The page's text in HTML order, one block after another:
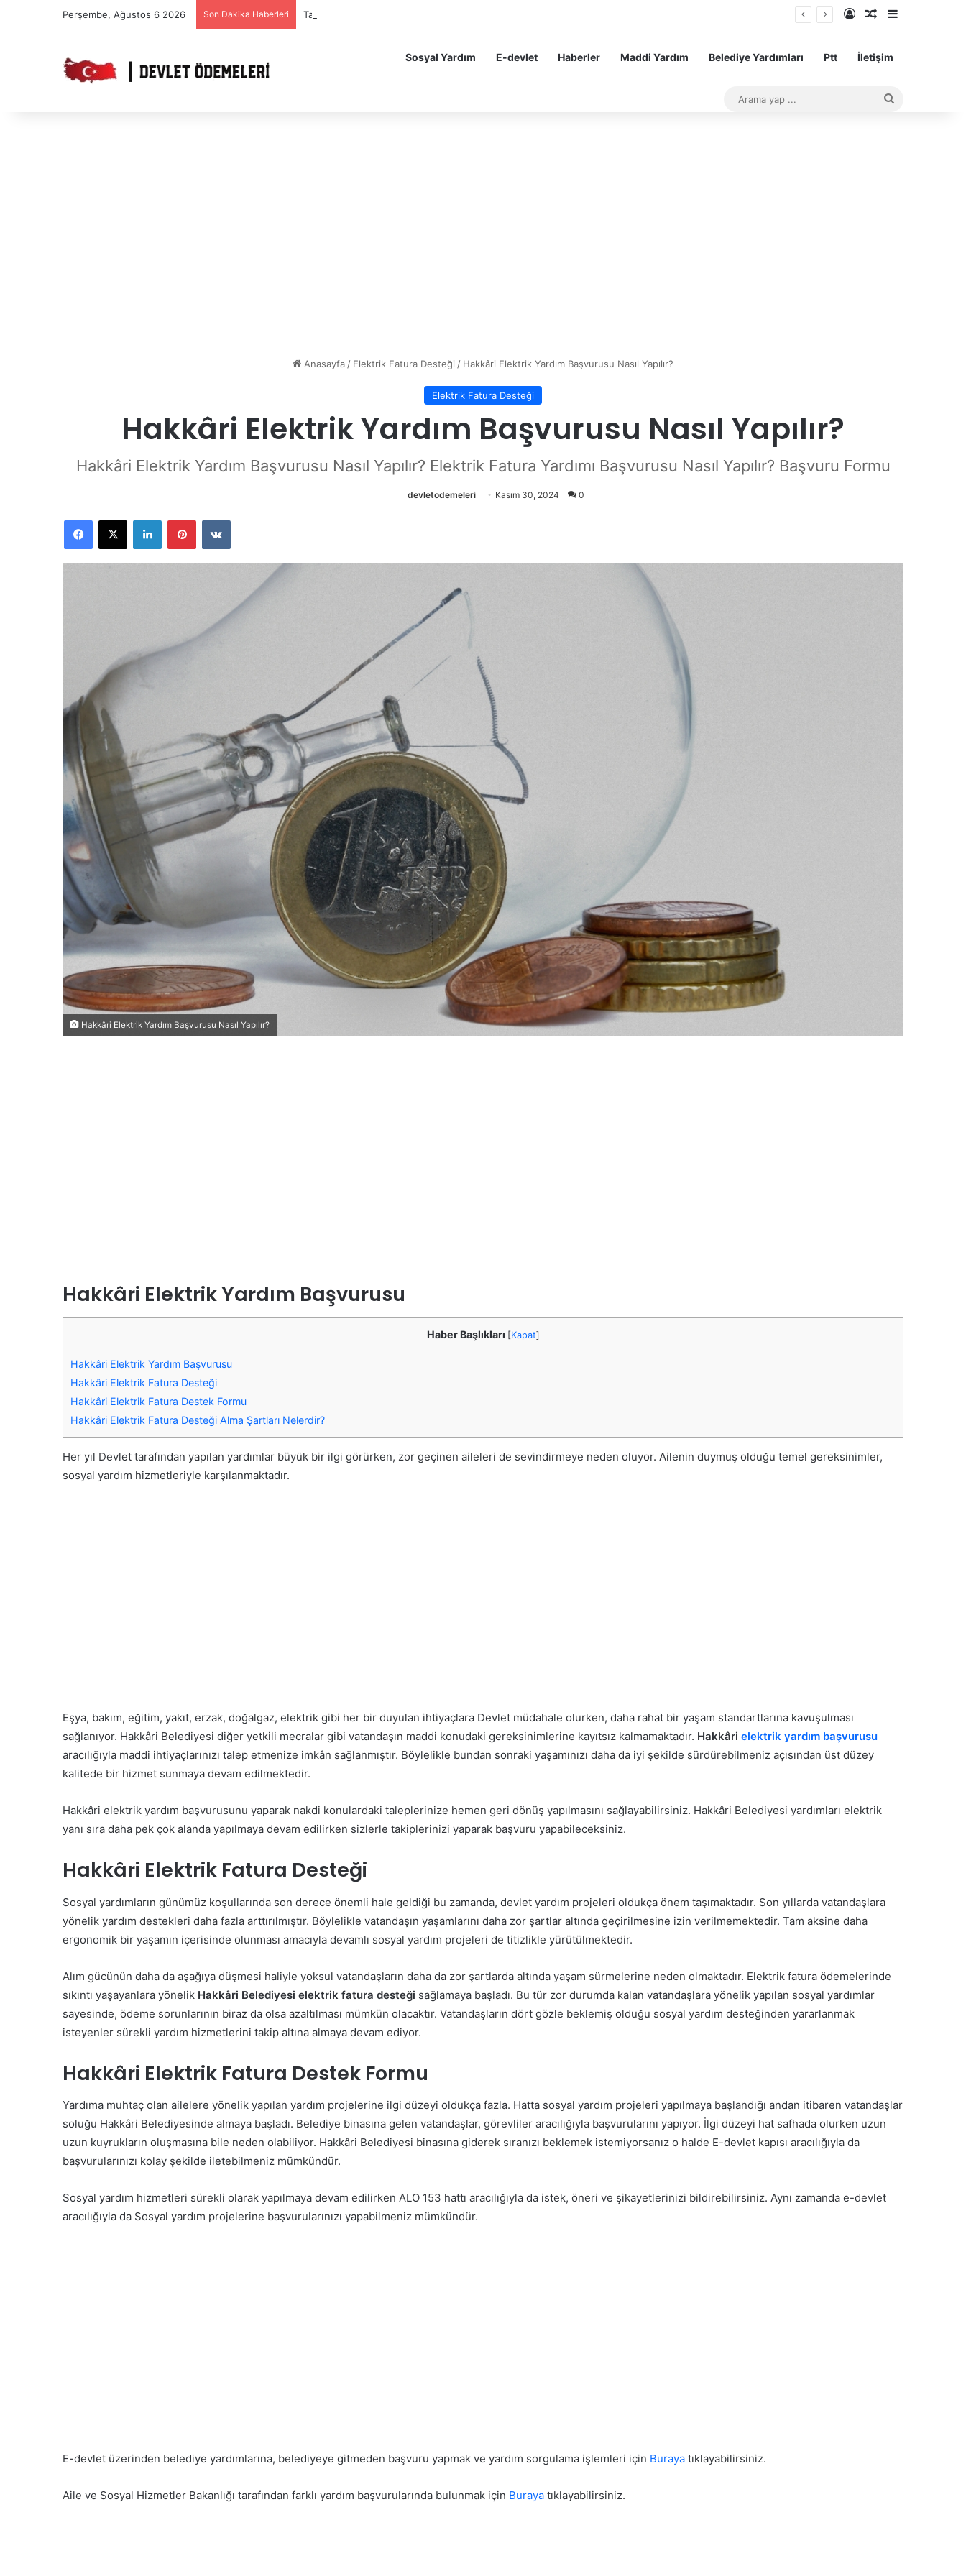
Perşembe, Ağustos 6 2026 Son Dakika Haberleri Takdir Teşekkür Alanlara Karne Parası Başvuru Ekranı. Kayıt OlRastgele Makale
Sosyal Yardım E-devlet Haberler Maddi Yardım Belediye Yardımları Ptt İletişim
Anasayfa / Elektrik Fatura Desteği / Hakkâri Elektrik Yardım Başvurusu Nasıl Yapılır?
Elektrik Fatura Desteği
Hakkâri Elektrik Yardım Başvurusu Nasıl Yapılır?
Hakkâri Elektrik Yardım Başvurusu Nasıl Yapılır? Elektrik Fatura Yardımı Başvurusu Nasıl Yapılır? Başvuru Formu
devletodemeleri Kasım 30, 2024 0
Hakkâri Elektrik Yardım Başvurusu Nasıl Yapılır?
Hakkâri Elektrik Yardım Başvurusu
Haber Başlıkları [Kapat]
Hakkâri Elektrik Yardım Başvurusu
Hakkâri Elektrik Fatura Desteği
Hakkâri Elektrik Fatura Destek Formu
Hakkâri Elektrik Fatura Desteği Alma Şartları Nelerdir?
Her yıl Devlet tarafından yapılan yardımlar büyük bir ilgi görürken, zor geçinen aileleri de sevindirmeye neden oluyor. Ailenin duymuş olduğu temel gereksinimler,
sosyal yardım hizmetleriyle karşılanmaktadır.
Eşya, bakım, eğitim, yakıt, erzak, doğalgaz, elektrik gibi her bir duyulan ihtiyaçlara Devlet müdahale olurken, daha rahat bir yaşam standartlarına kavuşulması
sağlanıyor. Hakkâri Belediyesi diğer yetkili mecralar gibi vatandaşın maddi konudaki gereksinimlerine kayıtsız kalmamaktadır. Hakkâri elektrik yardım başvurusu
aracılığıyla maddi ihtiyaçlarınızı talep etmenize imkân sağlanmıştır. Böylelikle bundan sonraki yaşamınızı daha da iyi şekilde sürdürebilmeniz açısından üst düzey
kalitede bir hizmet sunmaya devam edilmektedir.
Hakkâri elektrik yardım başvurusunu yaparak nakdi konulardaki taleplerinize hemen geri dönüş yapılmasını sağlayabilirsiniz. Hakkâri Belediyesi yardımları elektrik
yanı sıra daha pek çok alanda yapılmaya devam edilirken sizlerle takiplerinizi yaparak başvuru yapabileceksiniz.
Hakkâri Elektrik Fatura Desteği
Sosyal yardımların günümüz koşullarında son derece önemli hale geldiği bu zamanda, devlet yardım projeleri oldukça önem taşımaktadır. Son yıllarda vatandaşlara
yönelik yardım destekleri daha fazla arttırılmıştır. Böylelikle vatandaşın yaşamlarını daha zor şartlar altında geçirilmesine izin verilmemektedir. Tam aksine daha
ergonomik bir yaşamın içerisinde olunması amacıyla devamlı sosyal yardım projeleri de titizlikle yürütülmektedir.
Alım gücünün daha da aşağıya düşmesi haliyle yoksul vatandaşların daha da zor şartlarda altında yaşam sürmelerine neden olmaktadır. Elektrik fatura ödemelerinde
sıkıntı yaşayanlara yönelik Hakkâri Belediyesi elektrik fatura desteği sağlamaya başladı. Bu tür zor durumda kalan vatandaşlara yönelik yapılan sosyal yardımlar
sayesinde, ödeme sorunlarının biraz da olsa azaltılması mümkün olacaktır. Vatandaşların dört gözle beklemiş olduğu sosyal yardım desteğinden yararlanmak
isteyenler sürekli yardım hizmetlerini takip altına almaya devam ediyor.
Hakkâri Elektrik Fatura Destek Formu
Yardıma muhtaç olan ailelere yönelik yapılan yardım projelerine ilgi düzeyi oldukça fazla. Hatta sosyal yardım projeleri yapılmaya başlandığı andan itibaren vatandaşlar
soluğu Hakkâri Belediyesinde almaya başladı. Belediye binasına gelen vatandaşlar, görevliler aracılığıyla başvurularını yapıyor. İlgi düzeyi hat safhada olurken uzun
uzun kuyrukların oluşmasına bile neden olabiliyor. Hakkâri Belediyesi binasına giderek sıranızı beklemek istemiyorsanız o halde E-devlet kapısı aracılığıyla da
başvurularınızı kolay şekilde iletebilmeniz mümkündür.
Sosyal yardım hizmetleri sürekli olarak yapılmaya devam edilirken ALO 153 hattı aracılığıyla da istek, öneri ve şikayetlerinizi bildirebilirsiniz. Aynı zamanda e-devlet
aracılığıyla da Sosyal yardım projelerine başvurularınızı yapabilmeniz mümkündür.
E-devlet üzerinden belediye yardımlarına, belediyeye gitmeden başvuru yapmak ve yardım sorgulama işlemleri için Buraya tıklayabilirsiniz.
Aile ve Sosyal Hizmetler Bakanlığı tarafından farklı yardım başvurularında bulunmak için Buraya tıklayabilirsiniz.